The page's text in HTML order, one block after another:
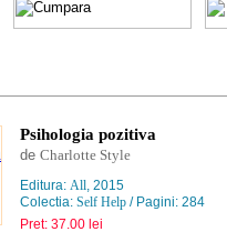
Psihologia pozitiva
de Charlotte Style
Editura: All, 2015
Colectia: Self Help / Pagini: 284
Pret: 37.00 lei